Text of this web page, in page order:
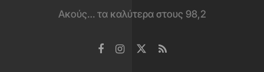
Ακούς… τα καλύτερα στους 98,2